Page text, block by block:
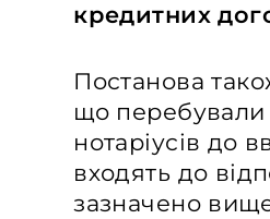
кредитних
Постанова
що перебували
нотаріусів до
входять до
зазначено